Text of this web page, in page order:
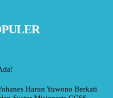
Harun Yuwono Berkati